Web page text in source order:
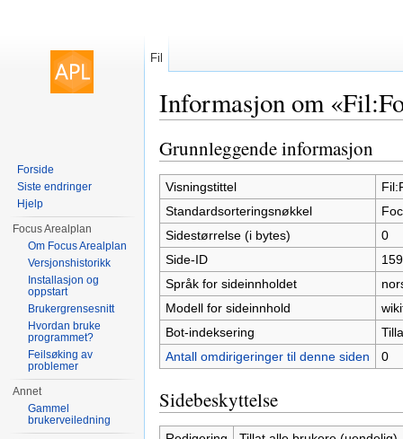
Informasjon om
Grunnleggende informasjon
Visningstittel
Standardsorteringsnøkkel
Sidestørrelse (i bytes)
0
Side-ID
159
Språk for sideinnholdet
Modell for sideinnhold
Bot-indeksering
Antall omdirigeringer til denne siden
0
Sidebeskyttelse
Fil
Forside
Siste endringer
Hjelp
Focus Arealplan
Om Focus Arealplan
Versjonshistorikk
Installasjon og
oppstart
Brukergrensesnitt
Hvordan bruke
programmet?
Feilsøking av
problemer
Annet
Gammel
brukerveiledning